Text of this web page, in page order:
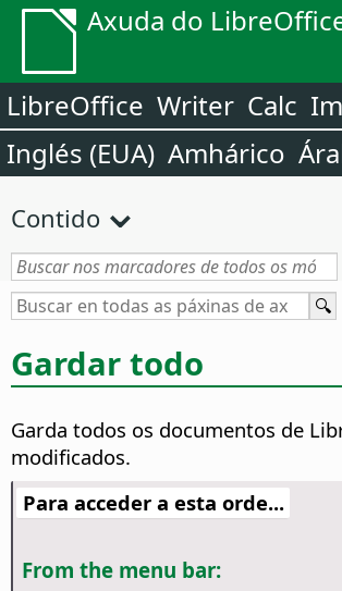
Axuda do
LibreOffice Writer Calc
Inglés (EUA) Amhárico
Contido
Gardar todo
Garda todos os documentos de
modificados.
Para acceder a esta orde...
From the menu bar: